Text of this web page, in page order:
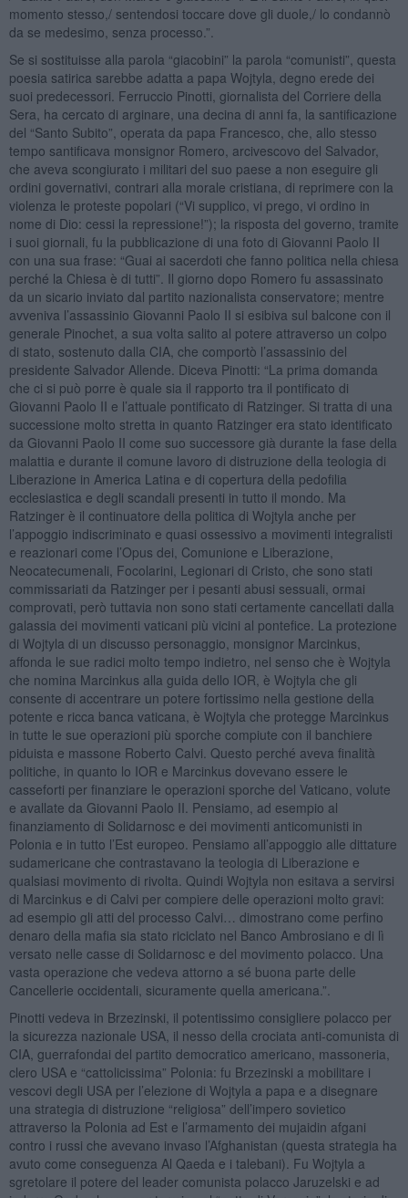
momento stesso,/ sentendosi toccare dove gli duole,/ lo condannò
da se medesimo, senza processo.”.
Se si sostituisse alla parola “giacobini” la parola “comunisti”, questa
poesia satirica sarebbe adatta a papa Wojtyla, degno erede dei
suoi predecessori. Ferruccio Pinotti, giornalista del Corriere della
Sera, ha cercato di arginare, una decina di anni fa, la santificazione
del “Santo Subito”, operata da papa Francesco, che, allo stesso
tempo santificava monsignor Romero, arcivescovo del Salvador,
che aveva scongiurato i militari del suo paese a non eseguire gli
ordini governativi, contrari alla morale cristiana, di reprimere con la
violenza le proteste popolari (“Vi supplico, vi prego, vi ordino in
nome di Dio: cessi la repressione!”); la risposta del governo, tramite
i suoi giornali, fu la pubblicazione di una foto di Giovanni Paolo II
con una sua frase: “Guai ai sacerdoti che fanno politica nella chiesa
perché la Chiesa è di tutti”. Il giorno dopo Romero fu assassinato
da un sicario inviato dal partito nazionalista conservatore; mentre
avveniva l’assassinio Giovanni Paolo II si esibiva sul balcone con il
generale Pinochet, a sua volta salito al potere attraverso un colpo
di stato, sostenuto dalla CIA, che comportò l’assassinio del
presidente Salvador Allende. Diceva Pinotti: “La prima domanda
che ci si può porre è quale sia il rapporto tra il pontificato di
Giovanni Paolo II e l’attuale pontificato di Ratzinger. Si tratta di una
successione molto stretta in quanto Ratzinger era stato identificato
da Giovanni Paolo II come suo successore già durante la fase della
malattia e durante il comune lavoro di distruzione della teologia di
Liberazione in America Latina e di copertura della pedofilia
ecclesiastica e degli scandali presenti in tutto il mondo. Ma
Ratzinger è il continuatore della politica di Wojtyla anche per
l’appoggio indiscriminato e quasi ossessivo a movimenti integralisti
e reazionari come l’Opus dei, Comunione e Liberazione,
Neocatecumenali, Focolarini, Legionari di Cristo, che sono stati
commissariati da Ratzinger per i pesanti abusi sessuali, ormai
comprovati, però tuttavia non sono stati certamente cancellati dalla
galassia dei movimenti vaticani più vicini al pontefice. La protezione
di Wojtyla di un discusso personaggio, monsignor Marcinkus,
affonda le sue radici molto tempo indietro, nel senso che è Wojtyla
che nomina Marcinkus alla guida dello IOR, è Wojtyla che gli
consente di accentrare un potere fortissimo nella gestione della
potente e ricca banca vaticana, è Wojtyla che protegge Marcinkus
in tutte le sue operazioni più sporche compiute con il banchiere
piduista e massone Roberto Calvi. Questo perché aveva finalità
politiche, in quanto lo IOR e Marcinkus dovevano essere le
casseforti per finanziare le operazioni sporche del Vaticano, volute
e avallate da Giovanni Paolo II. Pensiamo, ad esempio al
finanziamento di Solidarnosc e dei movimenti anticomunisti in
Polonia e in tutto l’Est europeo. Pensiamo all’appoggio alle dittature
sudamericane che contrastavano la teologia di Liberazione e
qualsiasi movimento di rivolta. Quindi Wojtyla non esitava a servirsi
di Marcinkus e di Calvi per compiere delle operazioni molto gravi:
ad esempio gli atti del processo Calvi… dimostrano come perfino
denaro della mafia sia stato riciclato nel Banco Ambrosiano e di lì
versato nelle casse di Solidarnosc e del movimento polacco. Una
vasta operazione che vedeva attorno a sé buona parte delle
Cancellerie occidentali, sicuramente quella americana.”.
Pinotti vedeva in Brzezinski, il potentissimo consigliere polacco per
la sicurezza nazionale USA, il nesso della crociata anti-comunista di
CIA, guerrafondai del partito democratico americano, massoneria,
clero USA e “cattolicissima” Polonia: fu Brzezinski a mobilitare i
vescovi degli USA per l’elezione di Wojtyla a papa e a disegnare
una strategia di distruzione “religiosa” dell’impero sovietico
attraverso la Polonia ad Est e l’armamento dei mujaidin afgani
contro i russi che avevano invaso l’Afghanistan (questa strategia ha
avuto come conseguenza Al Qaeda e i talebani). Fu Wojtyla a
sgretolare il potere del leader comunista polacco Jaruzelski e ad